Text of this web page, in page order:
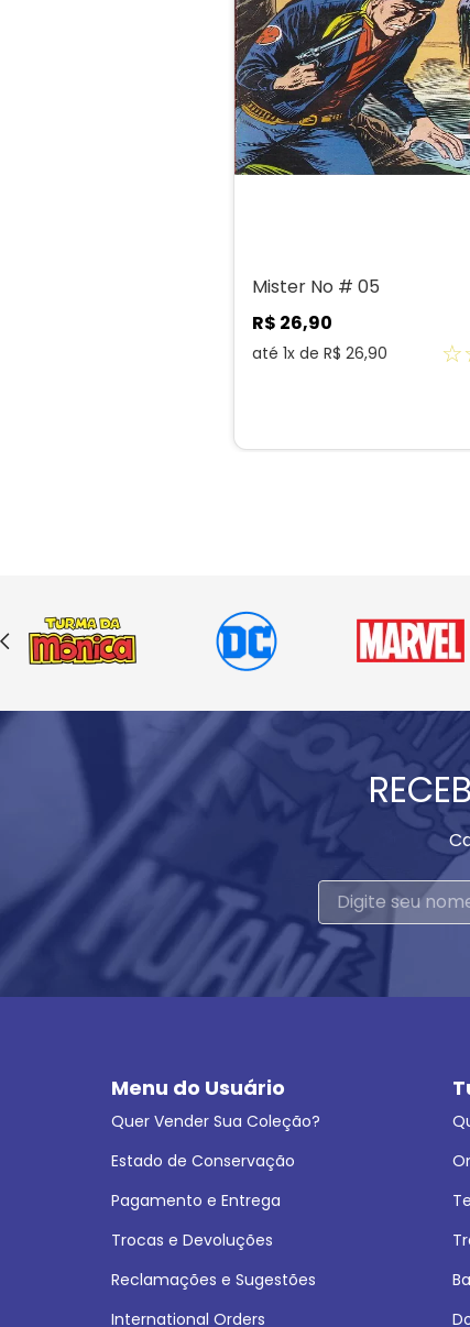
Mister No # 05
R$ 26,90
até 1x de R$ 26,90 ☆
Menu do Usuário
Quer Vender Sua Coleção?
Estado de Conservação
Pagamento e Entrega
Trocas e Devoluções
Reclamações e Sugestões
International Orders